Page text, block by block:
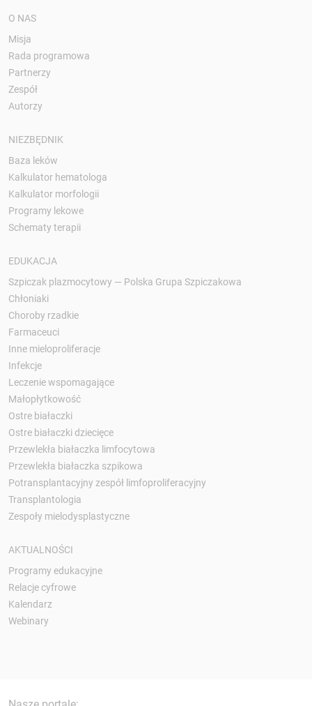
O NAS
Misja
Rada programowa
Partnerzy
Zespół
Autorzy
NIEZBĘDNIK
Baza leków
Kalkulator hematologa
Kalkulator morfologii
Programy lekowe
Schematy terapii
EDUKACJA
Szpiczak plazmocytowy — Polska Grupa Szpiczakowa
Chłoniaki
Choroby rzadkie
Farmaceuci
Inne mieloproliferacje
Infekcje
Leczenie wspomagające
Małopłytkowość
Ostre białaczki
Ostre białaczki dziecięce
Przewlekła białaczka limfocytowa
Przewlekła białaczka szpikowa
Potransplantacyjny zespół limfoproliferacyjny
Transplantologia
Zespoły mielodysplastyczne
AKTUALNOŚCI
Programy edukacyjne
Relacje cyfrowe
Kalendarz
Webinary